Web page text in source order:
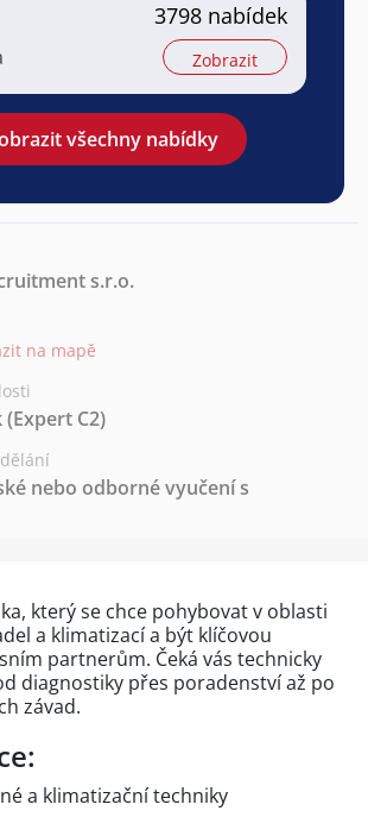
3798 nabídek
Zobrazit
všechny nabídky
s.r.o.
na mapě
(Expert C2)
nebo odborné vyučení s
který se chce pohybovat v oblasti
a klimatizací a být klíčovou
partnerům. Čeká vás technicky
diagnostiky přes poradenství až po
závad.
a klimatizační techniky